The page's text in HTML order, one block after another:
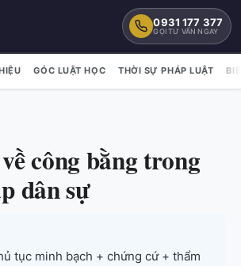
0931 177 377
GỌI TƯ VẤN NGAY
GÓC LUẬT HỌC THỜI SỰ PHÁP LUẬT
công bằng trong
dân sự
tục minh bạch + chứng cứ + thẩm